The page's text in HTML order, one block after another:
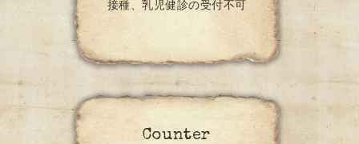
接種、乳児健診の受付不可
Counter